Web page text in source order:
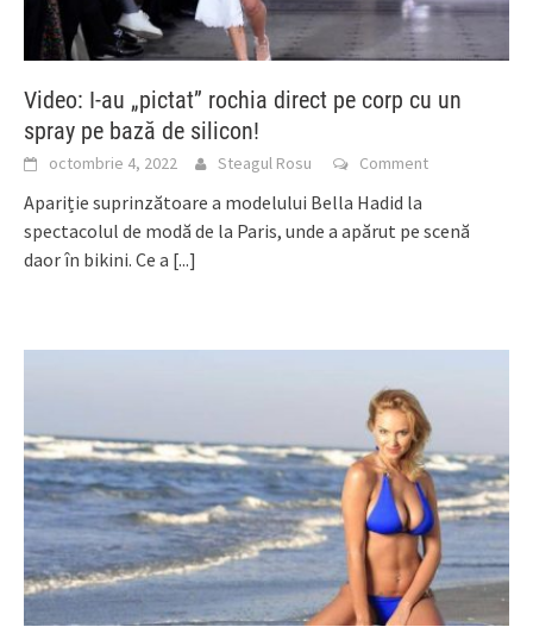
Video: I-au „pictat” rochia direct pe corp cu un
spray pe bază de silicon!
octombrie 4, 2022 Steagul Rosu Comment
Apariție suprinzătoare a modelului Bella Hadid la
spectacolul de modă de la Paris, unde a apărut pe scenă
daor în bikini. Ce a [...]